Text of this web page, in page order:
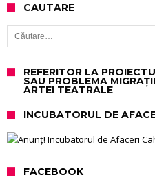
CAUTARE
Caută după:
REFERITOR LA
SAU PROBLEMA
ARTEI TEATRALE
INCUBATORUL DE
FACEBOOK